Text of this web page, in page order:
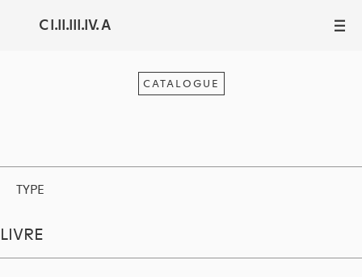
C I.II.III.IV. A III
CATALOGUE
TYPE
LIVRE